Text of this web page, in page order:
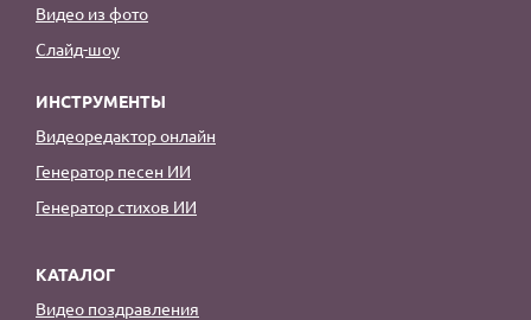
Видео из фото
Слайд-шоу
ИНСТРУМЕНТЫ
Видеоредактор онлайн
Генератор песен ИИ
Генератор стихов ИИ
КАТАЛОГ
Видео поздравления